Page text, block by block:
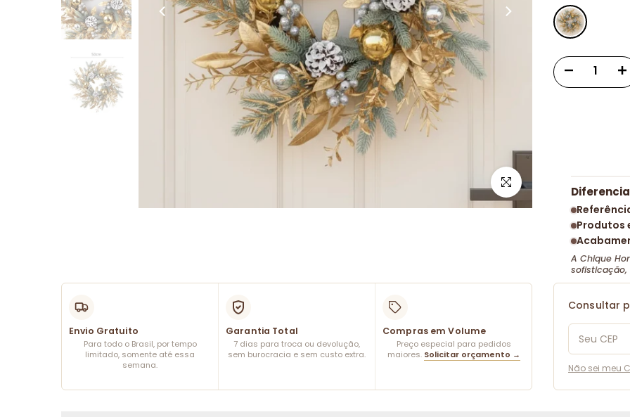
Clique para ampliar
Envio Gratuito
Para todo o Brasil, por tempo
limitado, somente até essa
semana.
Garantia Total
7 dias para troca ou devolução,
sem burocracia e sem custo extra.
Compras em Volume
Preço especial para pedidos
maiores. Solicitar orçamento →
Produtos
A Chique
Consultar
Não sei meu